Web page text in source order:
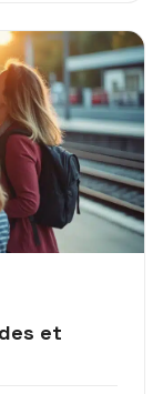
et